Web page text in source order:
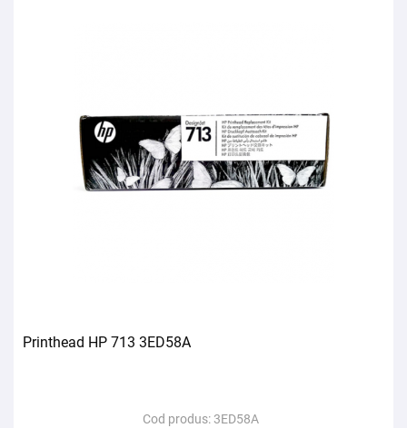
Printhead HP 713 3ED58A
Cod produs: 3ED58A